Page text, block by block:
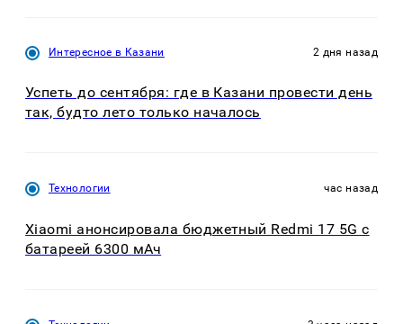
Интересное в Казани 2 дня назад
Успеть до сентября: где в Казани провести день
так, будто лето только началось
Технологии час назад
Xiaomi анонсировала бюджетный Redmi 17 5G с
батареей 6300 мАч